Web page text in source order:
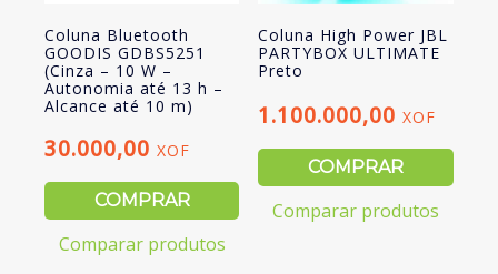
Coluna Bluetooth
GOODIS GDBS5251
(Cinza – 10 W –
Autonomia até 13 h –
Alcance até 10 m)
30.000,00 XOF
COMPRAR
Comparar produtos
Coluna High Power JBL
PARTYBOX ULTIMATE
Preto
1.100.000,00XOF
COMPRAR
Comparar produtos